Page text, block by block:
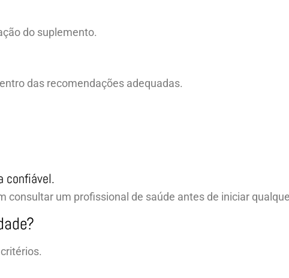
do suplemento.
das recomendações adequadas.
confiável.
consultar um profissional de saúde antes de iniciar